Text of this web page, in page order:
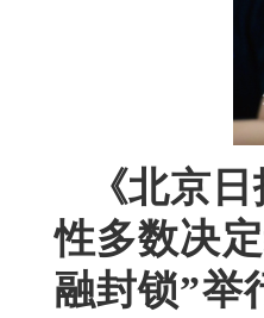
《北京
性多数决
融封锁”举